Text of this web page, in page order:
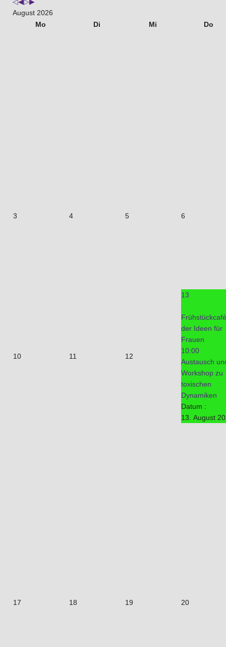
August 2026
Mo
Di Mi Do
3 4 5 6
10 11 12
13
Frühstückcafé
der Ideen für
Frauen
10:00
Austausch
Workshop zu
toxischen
Dynamiken
Datum :
13. August
17 18 19 20